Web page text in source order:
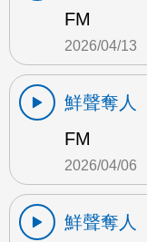
FM
2026/04/13
鮮聲奪人
FM
2026/04/06
鮮聲奪人